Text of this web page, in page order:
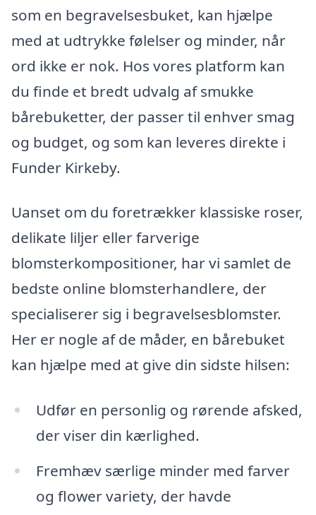
som en begravelsesbuket, kan hjælpe
med at udtrykke følelser og minder, når
ord ikke er nok. Hos vores platform kan
du finde et bredt udvalg af smukke
bårebuketter, der passer til enhver smag
og budget, og som kan leveres direkte i
Funder Kirkeby.
Uanset om du foretrækker klassiske roser,
delikate liljer eller farverige
blomsterkompositioner, har vi samlet de
bedste online blomsterhandlere, der
specialiserer sig i begravelsesblomster.
Her er nogle af de måder, en bårebuket
kan hjælpe med at give din sidste hilsen:
Udfør en personlig og rørende afsked,
der viser din kærlighed.
Fremhæv særlige minder med farver
og flower variety, der havde